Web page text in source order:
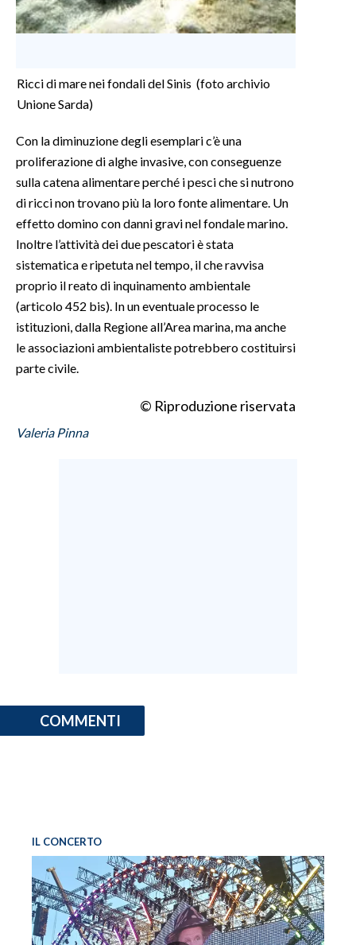
Ricci di mare nei fondali del Sinis (foto archivio
Unione Sarda)
Con la diminuzione degli esemplari c’è una
proliferazione di alghe invasive, con conseguenze
sulla catena alimentare perché i pesci che si nutrono
di ricci non trovano più la loro fonte alimentare. Un
effetto domino con danni gravi nel fondale marino.
Inoltre l’attività dei due pescatori è stata
sistematica e ripetuta nel tempo, il che ravvisa
proprio il reato di inquinamento ambientale
(articolo 452 bis). In un eventuale processo le
istituzioni, dalla Regione all’Area marina, ma anche
le associazioni ambientaliste potrebbero costituirsi
parte civile.
© Riproduzione riservata
Valeria Pinna
COMMENTI
IL CONCERTO